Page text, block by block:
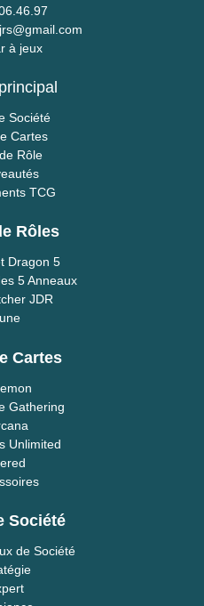
à jeux
Société
Cartes
Rôle
TCG
Rôles
Dragon 5
5 Anneaux
JDR
Cartes
Gathering
Unlimited
Société
de Société